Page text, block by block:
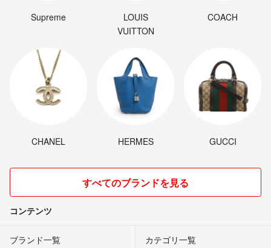
Supreme
LOUIS
VUITTON
COACH
CHANEL HERMES GUCCI
すべてのブランドを見る
コンテンツ
ブランド一覧 カテゴリ一覧